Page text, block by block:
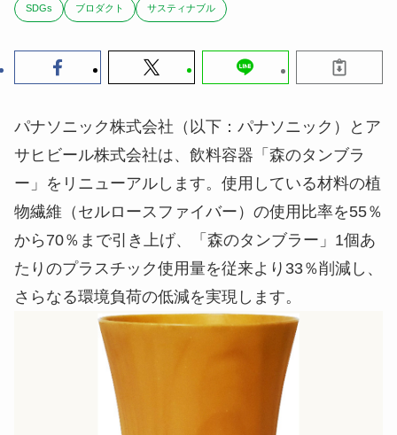
SDGs ブロダクト サスティナブル
パナソニック株式会社（以下：パナソニック）とア
サヒビール株式会社は、飲料容器「森のタンブラ
ー」をリニューアルします。使用している材料の植
物繊維（セルロースファイバー）の使用比率を55％
から70％まで引き上げ、「森のタンブラー」1個あ
たりのプラスチック使用量を従来より33％削減し、
さらなる環境負荷の低減を実現します。